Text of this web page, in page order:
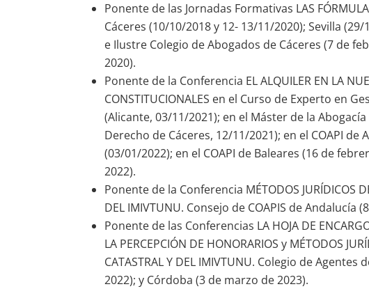
Ponente de las Jornadas Formativas LAS
Cáceres (10/10/2018 y 12- 13/11/2020); Sevilla
e Ilustre Colegio de Abogados de Cáceres (7 de
2020).
Ponente de la Conferencia EL ALQUILER EN LA
CONSTITUCIONALES en el Curso de Experto en
(Alicante, 03/11/2021); en el Máster de la
Derecho de Cáceres, 12/11/2021); en el COAPI de
(03/01/2022); en el COAPI de Baleares (16 de
2022).
Ponente de la Conferencia MÉTODOS JURÍDICOS
DEL IMIVTUNU. Consejo de COAPIS de Andalucía
Ponente de las Conferencias LA HOJA DE
LA PERCEPCIÓN DE HONORARIOS y MÉTODOS
CATASTRAL Y DEL IMIVTUNU. Colegio de
2022); y Córdoba (3 de marzo de 2023).